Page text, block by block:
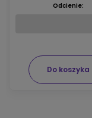
Do koszyka
Odcienie: